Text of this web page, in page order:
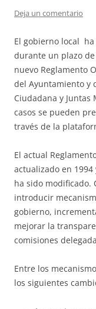
Deja un comentario
El gobierno local
durante un plazo
nuevo Reglamento
del Ayuntamiento y
Ciudadana y
casos se pueden
través de la
El actual
actualizado en
ha sido modificado.
introducir
gobierno,
mejorar la
comisiones
Entre los
los siguientes